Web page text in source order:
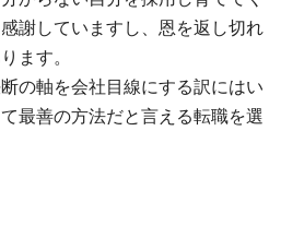
謝していますし、恩を返し切れ
ます。
の軸を会社目線にする訳にはい
最善の方法だと言える転職を選